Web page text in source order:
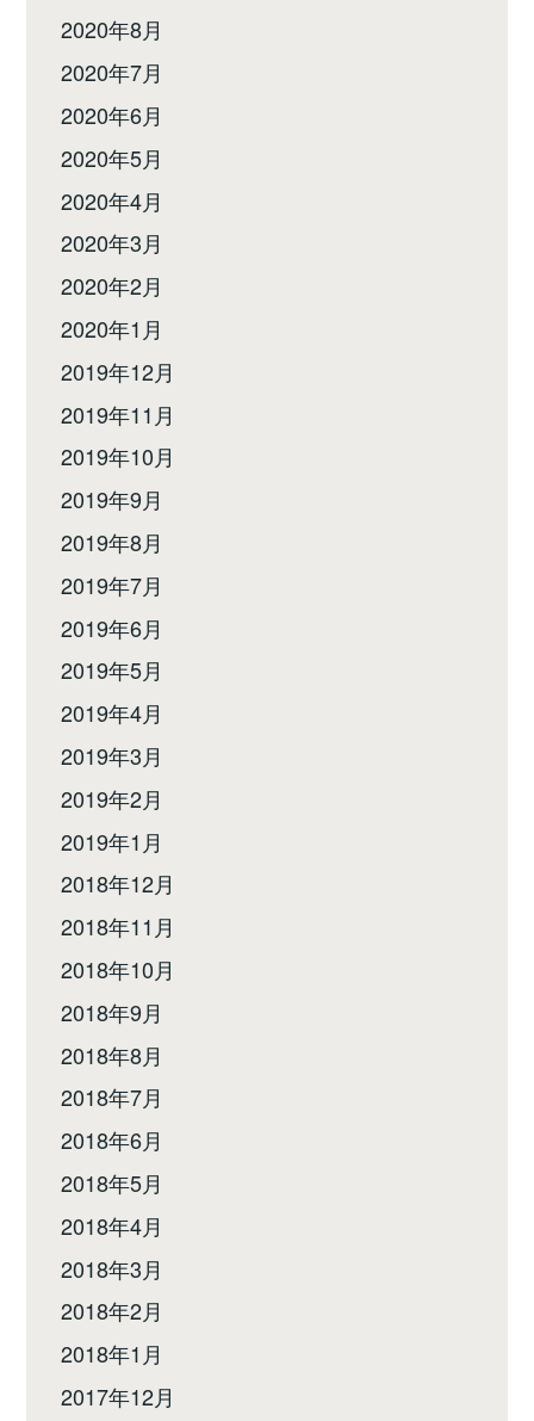
2020年8月
2020年7月
2020年6月
2020年5月
2020年4月
2020年3月
2020年2月
2020年1月
2019年12月
2019年11月
2019年10月
2019年9月
2019年8月
2019年7月
2019年6月
2019年5月
2019年4月
2019年3月
2019年2月
2019年1月
2018年12月
2018年11月
2018年10月
2018年9月
2018年8月
2018年7月
2018年6月
2018年5月
2018年4月
2018年3月
2018年2月
2018年1月
2017年12月